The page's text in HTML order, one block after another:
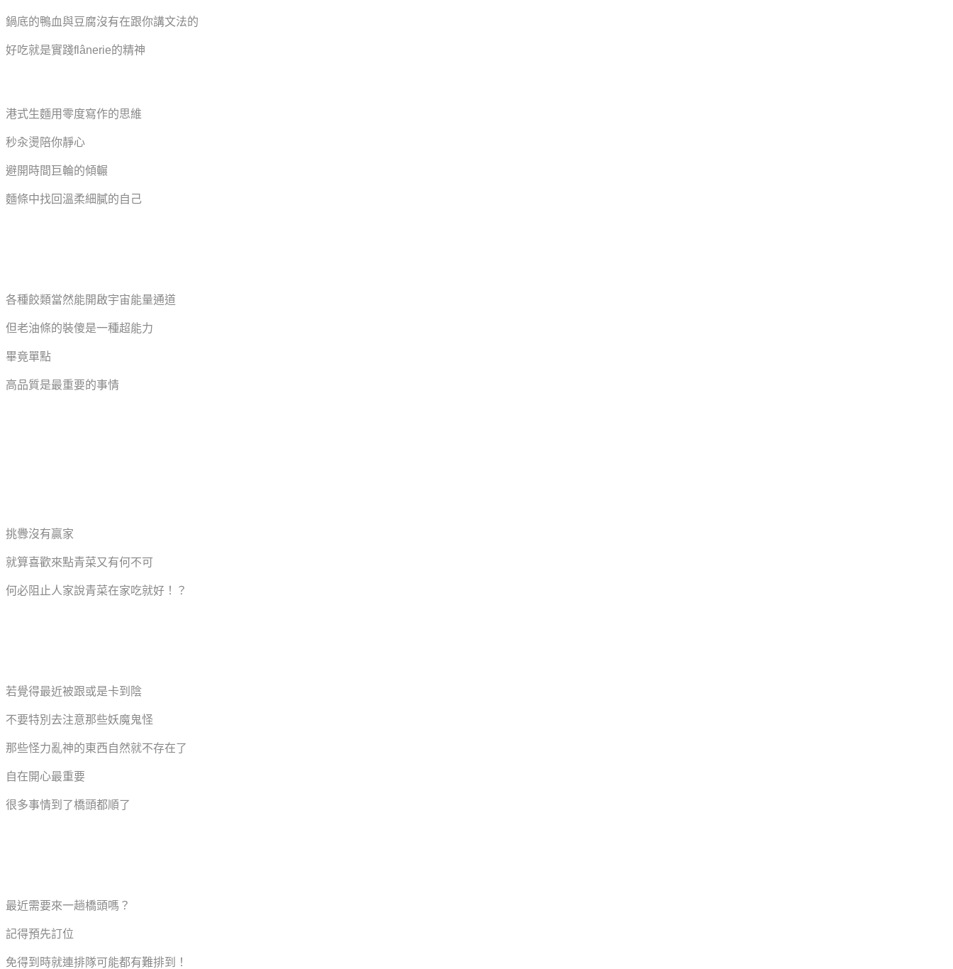
鍋底的鴨血與豆腐沒有在跟你講文法的
好吃就是實踐flânerie的精神
港式生麵用零度寫作的思維
秒汆燙陪你靜心
避開時間巨輪的傾輾
麵條中找回溫柔細膩的自己
各種餃類當然能開啟宇宙能量通道
但老油條的裝傻是一種超能力
畢竟單點
高品質是最重要的事情
挑釁沒有贏家
就算喜歡來點青菜又有何不可
何必阻止人家說青菜在家吃就好！？
若覺得最近被跟或是卡到陰
不要特別去注意那些妖魔鬼怪
那些怪力亂神的東西自然就不存在了
自在開心最重要
很多事情到了橋頭都順了
最近需要來一趟橋頭嗎？
記得預先訂位
免得到時就連排隊可能都有難排到！